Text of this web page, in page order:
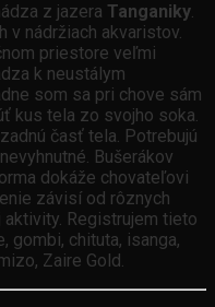
z jazera Tanganiky.
v nádržiach akvaristov.
priestore veľmi
k neustálym
som sa pri chove sám
kus tela zo svojho soka.
časť tela. Potrebujú
Bušerákov
dokáže chovateľovi
závisí od rôznych
Registrujem tieto
gombi, chituta, isanga,
Zaire Gold.